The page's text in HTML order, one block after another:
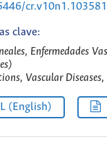
cr.v10n1.103581
clave:
Enfermedades
Vascular
(English)